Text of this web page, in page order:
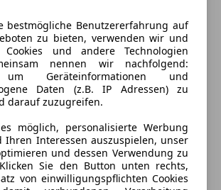
bestmögliche Benutzererfahrung auf
zu bieten, verwenden wir und
Cookies und andere Technologien
nennen wir nachfolgend:
um Geräteinformationen und
Daten (z.B. IP Adressen) zu
darauf zuzugreifen.
möglich, personalisierte Werbung
Ihren Interessen auszuspielen, unser
und dessen Verwendung zu
Sie den Button unten rechts,
von einwilligungspflichten Cookies